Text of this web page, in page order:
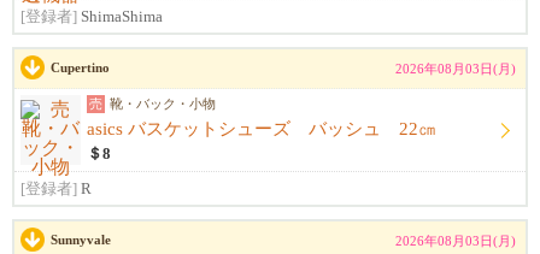
[登録者] ShimaShima
Cupertino 2026年08月03日(月)
売 靴・バック・小物
asics バスケットシューズ バッシュ 22㎝
＄8
[登録者] R
Sunnyvale 2026年08月03日(月)